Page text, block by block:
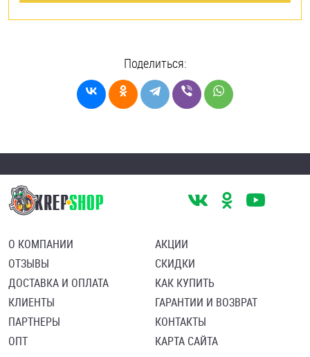
Поделиться:
О КОМПАНИИ
ОТЗЫВЫ
ДОСТАВКА И ОПЛАТА
КЛИЕНТЫ
ПАРТНЕРЫ
ОПТ
АКЦИИ
СКИДКИ
КАК КУПИТЬ
ГАРАНТИИ И ВОЗВРАТ
КОНТАКТЫ
КАРТА САЙТА